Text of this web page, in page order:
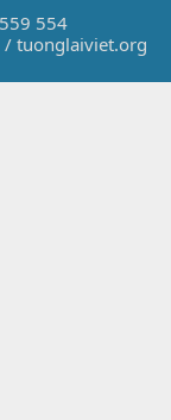
554
/ tuonglaiviet.org